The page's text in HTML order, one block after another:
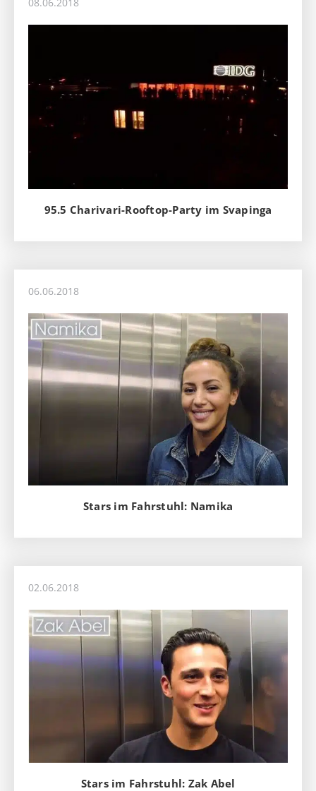
95.5 Charivari-Rooftop-Party im Svapinga
06.06.2018
Stars im Fahrstuhl: Namika
02.06.2018
Stars im Fahrstuhl: Zak Abel